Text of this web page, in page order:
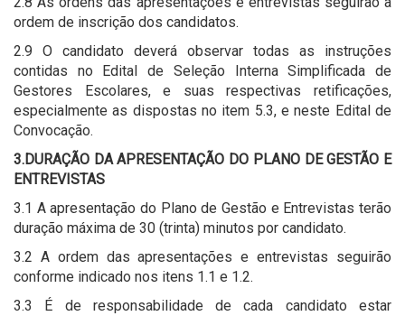
ordem de inscrição dos candidatos.
2.9 O candidato deverá observar todas as instruções
contidas no Edital de Seleção Interna Simplificada de
Gestores Escolares, e suas respectivas retificações,
especialmente as dispostas no item 5.3, e neste Edital de
Convocação.
3.DURAÇÃO DA APRESENTAÇÃO DO PLANO DE GESTÃO E
ENTREVISTAS
3.1 A apresentação do Plano de Gestão e Entrevistas terão
duração máxima de 30 (trinta) minutos por candidato.
3.2 A ordem das apresentações e entrevistas seguirão
conforme indicado nos itens 1.1 e 1.2.
3.3 É de responsabilidade de cada candidato estar